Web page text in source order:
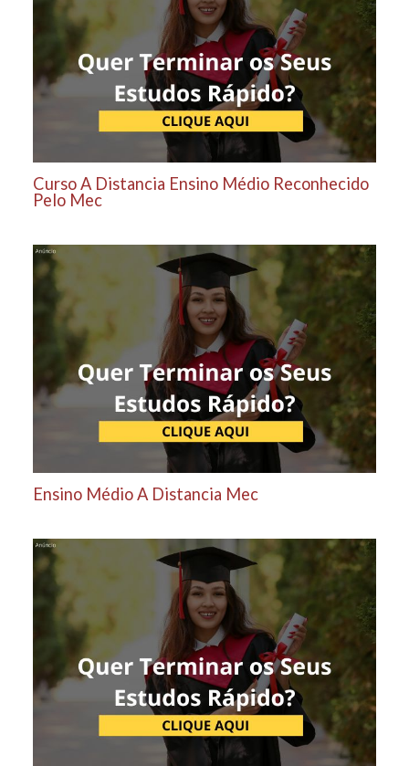
Curso A Distancia Ensino Médio Reconhecido
Pelo Mec
Ensino Médio A Distancia Mec